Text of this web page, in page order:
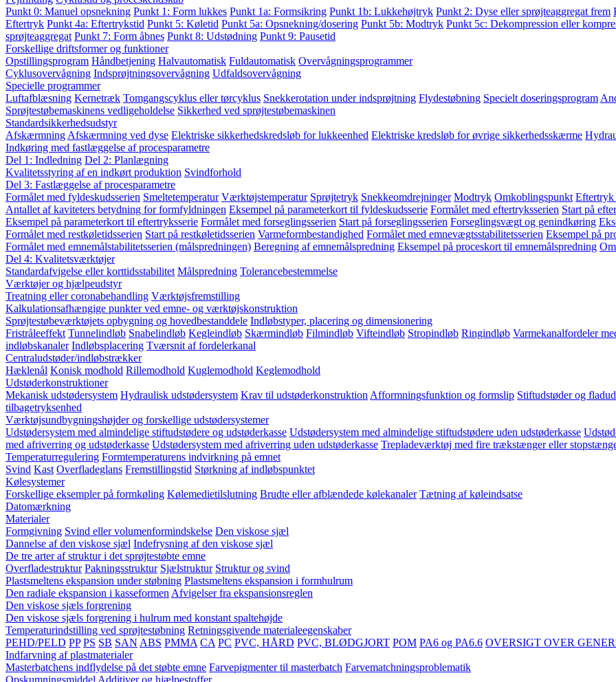
Punkt 0: Manuel opsnekning Punkt 1: Form lukkes Punkt 1a: Formsikring Punkt 1b: Lukkehøjtryk Punkt 2: Dyse eller sprøjteaggregat frem
Eftertryk Punkt 4a: Eftertrykstid Punkt 5: Køletid Punkt 5a: Opsnekning/dosering Punkt 5b: Modtryk Punkt 5c: Dekompression eller
sprøjteaggregat Punkt 7: Form åbnes Punkt 8: Udstødning Punkt 9: Pausetid
Forskellige driftsformer og funktioner
Opstillingsprogram Håndbetjening Halvautomatisk Fuldautomatisk Overvågningsprogrammer
Cyklusovervågning Indsprøjtningsovervågning Udfaldsovervågning
Specielle programmer
Luftafblæsning Kernetræk Tomgangscyklus eller tørcyklus Snekkerotation under indsprøjtning Flydestøbning Specielt doseringsprogram
Sprøjtestøbemaskinens vedligeholdelse Sikkerhed ved sprøjtestøbemaskinen
Standardsikkerhedsudstyr
Afskærmning Afskærmning ved dyse Elektriske sikkerhedskredsløb for lukkeenhed Elektriske kredsløb for øvrige sikkerhedsskærme
Indkøring med fastlæggelse af procesparametre
Del 1: Indledning Del 2: Planlægning
Kvalitetsstyring af en indkørt produktion Svindforhold
Del 3: Fastlæggelse af procesparametre
Formålet med fyldeskudsserien Smeltetemperatur Værktøjstemperatur Sprøjtetryk Snekkeomdrejninger Modtryk Omkoblingspunkt Eftertryk
Antallet af kaviteters betydning for formfyldningen Eksempel på parameterkort til fyldeskudsserie Formålet med eftertryksserien Start på
Eksempel på parameterkort til eftertryksserie Formålet med forseglingsserien Start på forseglingsserien Forseglingsvægt og genindkøring
Formålet med restkøletidsserien Start på restkøletidsserien Varmeformbestandighed Formålet med emnevægtsstabilitetsserien Eksempel på
Formålet med emnemålstabilitetsserien (målspredningen) Beregning af emnemålspredning Eksempel på proceskort til emnemålspredning
Del 4: Kvalitetsværktøjer
Standardafvigelse eller korttidsstabilitet Målspredning Tolerancebestemmelse
Værktøjer og hjælpeudstyr
Treatning eller coronabehandling Værktøjsfremstilling
Kalkulationsafhængige punkter ved emne- og værktøjskonstruktion
Sprøjtestøbeværktøjets opbygning og hovedbestanddele Indløbstyper, placering og dimensionering
Fristråleeffekt Tunnelindløb Snabelindløb Kegleindløb Skærmindløb Filmindløb Vifteindløb Stropindløb Ringindløb Varmekanalfordeler
indløbskanaler Indløbsplacering Tværsnit af fordelerkanal
Centraludstøder/indløbstrækker
Hæklenål Konisk modhold Rillemodhold Kuglemodhold Keglemodhold
Udstøderkonstruktioner
Mekanisk udstødersystem Hydraulisk udstødersystem Krav til udstøderkonstruktion Afformningsfunktion og formslip Stiftudstøder og
tilbagetryksenhed
Værktøjsundbygningshøjder og forskellige udstødersystemer
Udstødersystem med almindelige stiftudstødere og udstøderkasse Udstødersystem med almindelige stiftudstødere uden udstøderkasse
med afriverring og udstøderkasse Udstødersystem med afriverring uden udstøderkasse Trepladeværktøj med fire trækstænger eller
Temperaturregulering Formtemperaturens indvirkning på emnet
Svind Kast Overfladeglans Fremstillingstid Størkning af indløbspunktet
Kølesystemer
Forskellige eksempler på formkøling Kølemedietilslutning Brudte eller afblændede kølekanaler Tætning af køleindsatse
Datomærkning
Materialer
Formgivning Svind eller volumenformindskelse Den viskose sjæl
Dannelse af den viskose sjæl Indefrysning af den viskose sjæl
De tre arter af struktur i det sprøjtestøbte emne
Overfladestruktur Pakningsstruktur Sjælstruktur Struktur og svind
Plastsmeltens ekspansion under støbning Plastsmeltens ekspansion i formhulrum
Den radiale ekspansion i kasseformen Afvigelser fra ekspansionsreglen
Den viskose sjæls forgrening
Den viskose sjæls forgrening i hulrum med konstant spaltehøjde
Temperaturindstilling ved sprøjtestøbning Retningsgivende materialeegenskaber
PEHD/PELD PP PS SB SAN ABS PMMA CA PC PVC, HÅRD PVC, BLØDGJORT POM PA6 og PA6.6 OVERSIGT OVER
Indfarvning af plastmaterialer
Masterbatchens indflydelse på det støbte emne Farvepigmenter til masterbatch Farvematchningsproblematik
Opskumningsmiddel Additiver og hjælpestoffer